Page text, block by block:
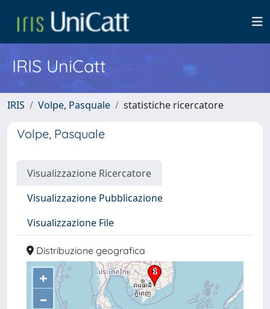
IRIS UniCatt
IRIS Volpe, Pasquale statistiche ricercatore
Volpe, Pasquale
Visualizzazione Ricercatore
Visualizzazione Pubblicazione
Visualizzazione File
Distribuzione geografica
+
–